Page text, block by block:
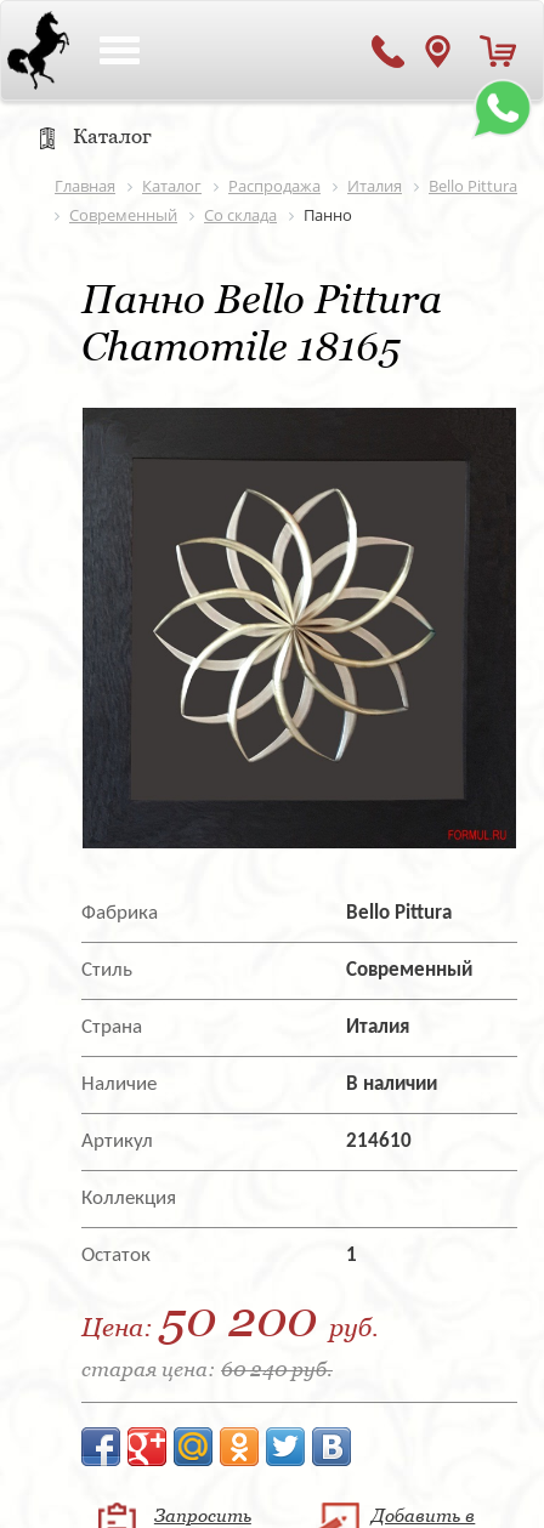
Каталог
Главная Каталог Распродажа Италия
Bello Pittura
Современный
Со склада Панно
Панно Bello Pittura
Chamomile 18165
Фабрика Bello Pittura
Стиль Современный
Страна Италия
Наличие В наличии
Артикул 214610
Коллекция
Остаток 1
Цена: 50 200 руб.
старая цена: 60 240 руб.
Запросить
Добавить в